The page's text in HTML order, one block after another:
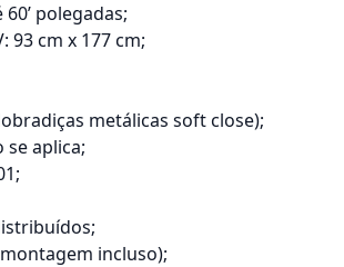
polegadas;
93 cm x 177 cm;
metálicas soft close);
se aplica;
incluso);